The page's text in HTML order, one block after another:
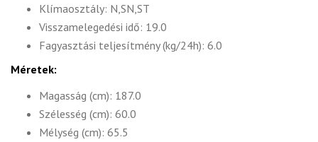
Klímaosztály: N,SN,ST
Visszamelegedési idő: 19.0
Fagyasztási teljesítmény (kg/24h): 6.0
Méretek:
Magasság (cm): 187.0
Szélesség (cm): 60.0
Mélység (cm): 65.5